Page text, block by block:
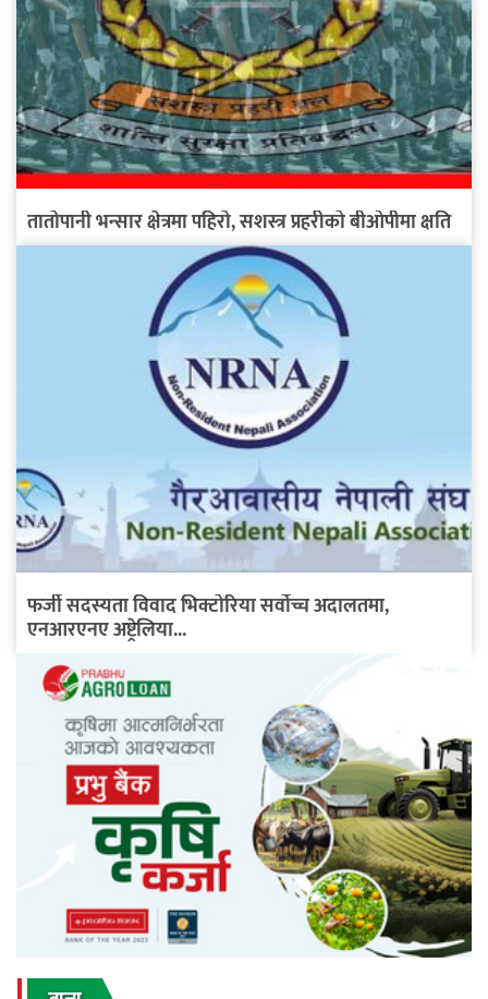
तातोपानी भन्सार क्षेत्रमा पहिरो, सशस्त्र प्रहरीको बीओपीमा क्षति
फर्जी सदस्यता विवाद भिक्टोरिया सर्वोच्च अदालतमा,
एनआरएनए अष्ट्रेलिया...